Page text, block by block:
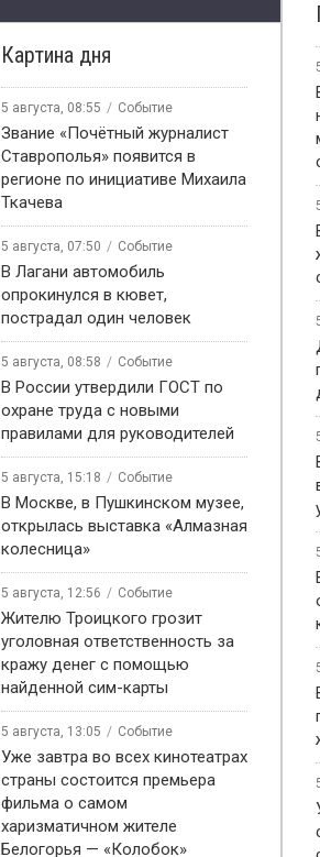
Картина дня
5 августа, 08:55 Событие
Звание «Почётный журналист
Ставрополья» появится в
регионе по инициативе Михаила
Ткачева
5 августа, 07:50 Событие
В Лагани автомобиль
опрокинулся в кювет,
пострадал один человек
5 августа, 08:58 Событие
В России утвердили ГОСТ по
охране труда с новыми
правилами для руководителей
5 августа, 15:18 Событие
В Москве, в Пушкинском музее,
открылась выставка «Алмазная
колесница»
5 августа, 12:56 Событие
Жителю Троицкого грозит
уголовная ответственность за
кражу денег с помощью
найденной сим-карты
5 августа, 13:05 Событие
Уже завтра во всех кинотеатрах
страны состоится премьера
фильма о самом
харизматичном жителе
Белогорья — «Колобок»